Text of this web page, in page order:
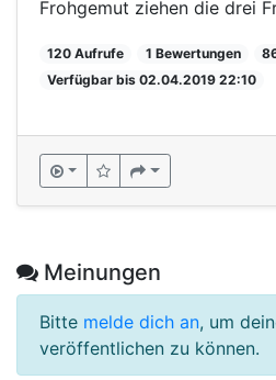
Frohgemut ziehen die drei
120 Aufrufe 1 Bewertungen
Verfügbar bis 02.04.2019 22:10
Meinungen
Bitte melde dich an, um
veröffentlichen zu können.